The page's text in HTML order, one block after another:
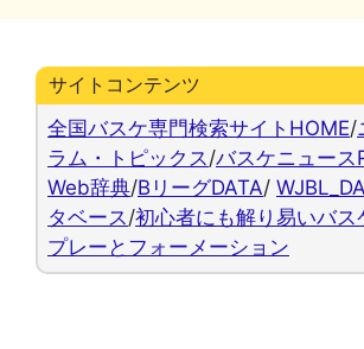
サイトコンテンツ
全国バスケ専門検索サイトHOME/
ラム・トピックス /バスケニュース
Web辞典/BリーグDATA/
タベース /初心者にも解り易いバス
プレーとフォーメーション